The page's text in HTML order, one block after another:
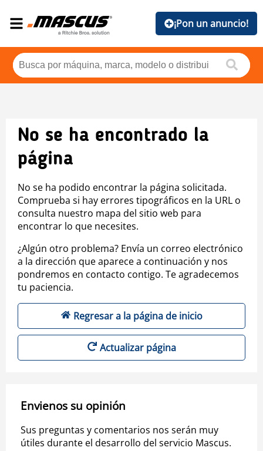
¡Pon un anuncio!
No se ha encontrado la
página
No se ha podido encontrar la página solicitada.
Comprueba si hay errores tipográficos en la URL o
consulta nuestro mapa del sitio web para
encontrar lo que necesites.
¿Algún otro problema? Envía un correo electrónico
a la dirección que aparece a continuación y nos
pondremos en contacto contigo. Te agradecemos
tu paciencia.
Regresar a la página de inicio
Actualizar página
Envienos su opinión
Sus preguntas y comentarios nos serán muy
útiles durante el desarrollo del servicio Mascus.